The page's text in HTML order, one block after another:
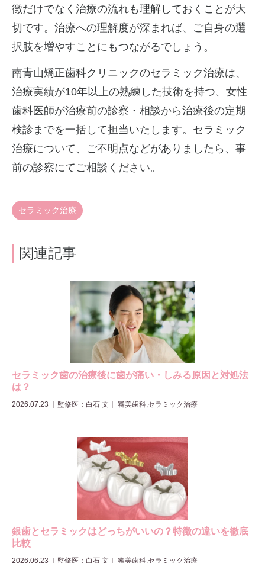
徴だけでなく治療の流れも理解しておくことが大
切です。治療への理解度が深まれば、ご自身の選
択肢を増やすことにもつながるでしょう。
南青山矯正歯科クリニックのセラミック治療は、
治療実績が10年以上の熟練した技術を持つ、女性
歯科医師が治療前の診察・相談から治療後の定期
検診までを一括して担当いたします。セラミック
治療について、ご不明点などがありましたら、事
前の診察にてご相談ください。
セラミック治療
関連記事
セラミック歯の治療後に歯が痛い・しみる原因と対処法
は？
2026.07.23 監修医：白石 文 ｜ 審美歯科,セラミック治療
銀歯とセラミックはどっちがいいの？特徴の違いを徹底
比較
2026.06.23 監修医：白石 文 ｜ 審美歯科,セラミック治療